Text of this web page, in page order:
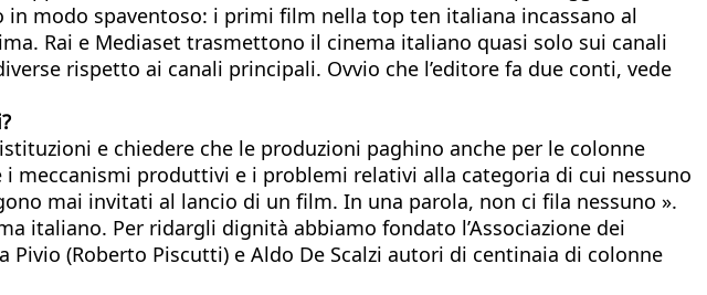
modo spaventoso: i primi film nella top ten italiana incassano al
Rai e Mediaset trasmettono il cinema italiano quasi solo sui canali
rispetto ai canali principali. Ovvio che l’editore fa due conti, vede
e chiedere che le produzioni paghino anche per le colonne
meccanismi produttivi e i problemi relativi alla categoria di cui nessuno
mai invitati al lancio di un film. In una parola, non ci fila nessuno ».
italiano. Per ridargli dignità abbiamo fondato l’Associazione dei
Pivio (Roberto Piscutti) e Aldo De Scalzi autori di centinaia di colonne